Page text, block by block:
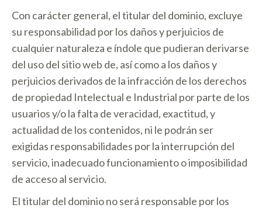
Con carácter general, el titular del dominio, excluye
su responsabilidad por los daños y perjuicios de
cualquier naturaleza e índole que pudieran derivarse
del uso del sitio web de, así como a los daños y
perjuicios derivados de la infracción de los derechos
de propiedad Intelectual e Industrial por parte de los
usuarios y/o la falta de veracidad, exactitud, y
actualidad de los contenidos, ni le podrán ser
exigidas responsabilidades por la interrupción del
servicio, inadecuado funcionamiento o imposibilidad
de acceso al servicio.
El titular del dominio no será responsable por los